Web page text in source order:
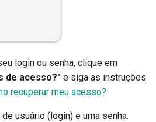
login ou senha, clique em
de acesso?" e siga as instruções
recuperar meu acesso?
usuário (login) e uma senha.